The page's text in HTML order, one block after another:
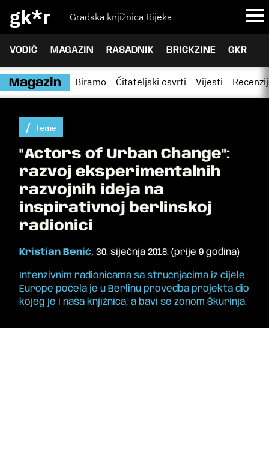
gk*r Gradska knjižnica Rijeka
VODIČ MAGAZIN RASADNIK BRICKZINE GKR
Magazin Biramo Čitateljski osvrti Vijesti
Teme
"Actors of Urban Change":
razvoj eksperimentalnih
razvojnih ideja na
inspirativnoj berlinskoj
radionici
Kristian Benić, 30. siječnja 2018. (prije 9 godina)
Intenzivnim radionicama sa stručnjacima iz cijele
Europe počela je u Berlinu provedba projekta dio
kojeg je i naša knjižnica, a bavi se zonom Škurinja.